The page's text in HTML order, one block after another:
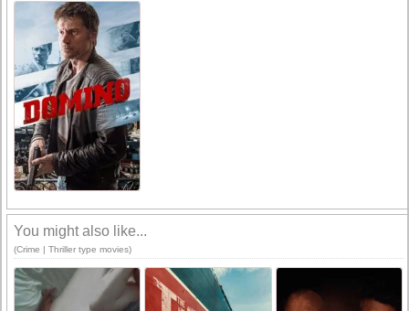
You might also like...
(Crime | Thriller type movies)